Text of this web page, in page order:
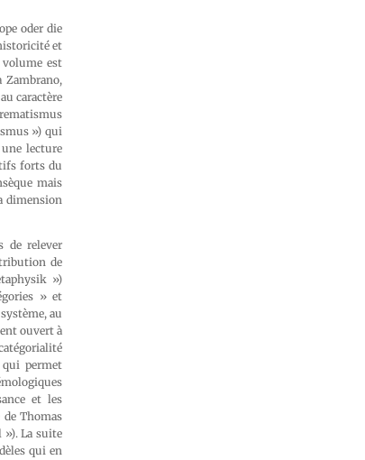
oder die
et
volume est
Zambrano,
caractère
») qui
lecture
forts du
mais
dimension
de relever
de
»)
» et
au
ouvert à
permet
et les
de Thomas
»). La suite
qui en